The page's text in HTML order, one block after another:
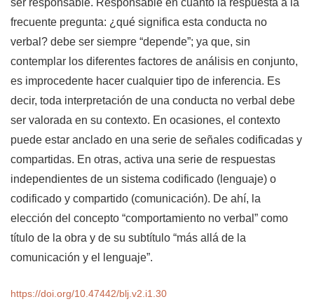
ser responsable. Responsable en cuanto la respuesta a la
frecuente pregunta: ¿qué significa esta conducta no
verbal? debe ser siempre “depende”; ya que, sin
contemplar los diferentes factores de análisis en conjunto,
es improcedente hacer cualquier tipo de inferencia. Es
decir, toda interpretación de una conducta no verbal debe
ser valorada en su contexto. En ocasiones, el contexto
puede estar anclado en una serie de señales codificadas y
compartidas. En otras, activa una serie de respuestas
independientes de un sistema codificado (lenguaje) o
codificado y compartido (comunicación). De ahí, la
elección del concepto “comportamiento no verbal” como
título de la obra y de su subtítulo “más allá de la
comunicación y el lenguaje”.
https://doi.org/10.47442/blj.v2.i1.30